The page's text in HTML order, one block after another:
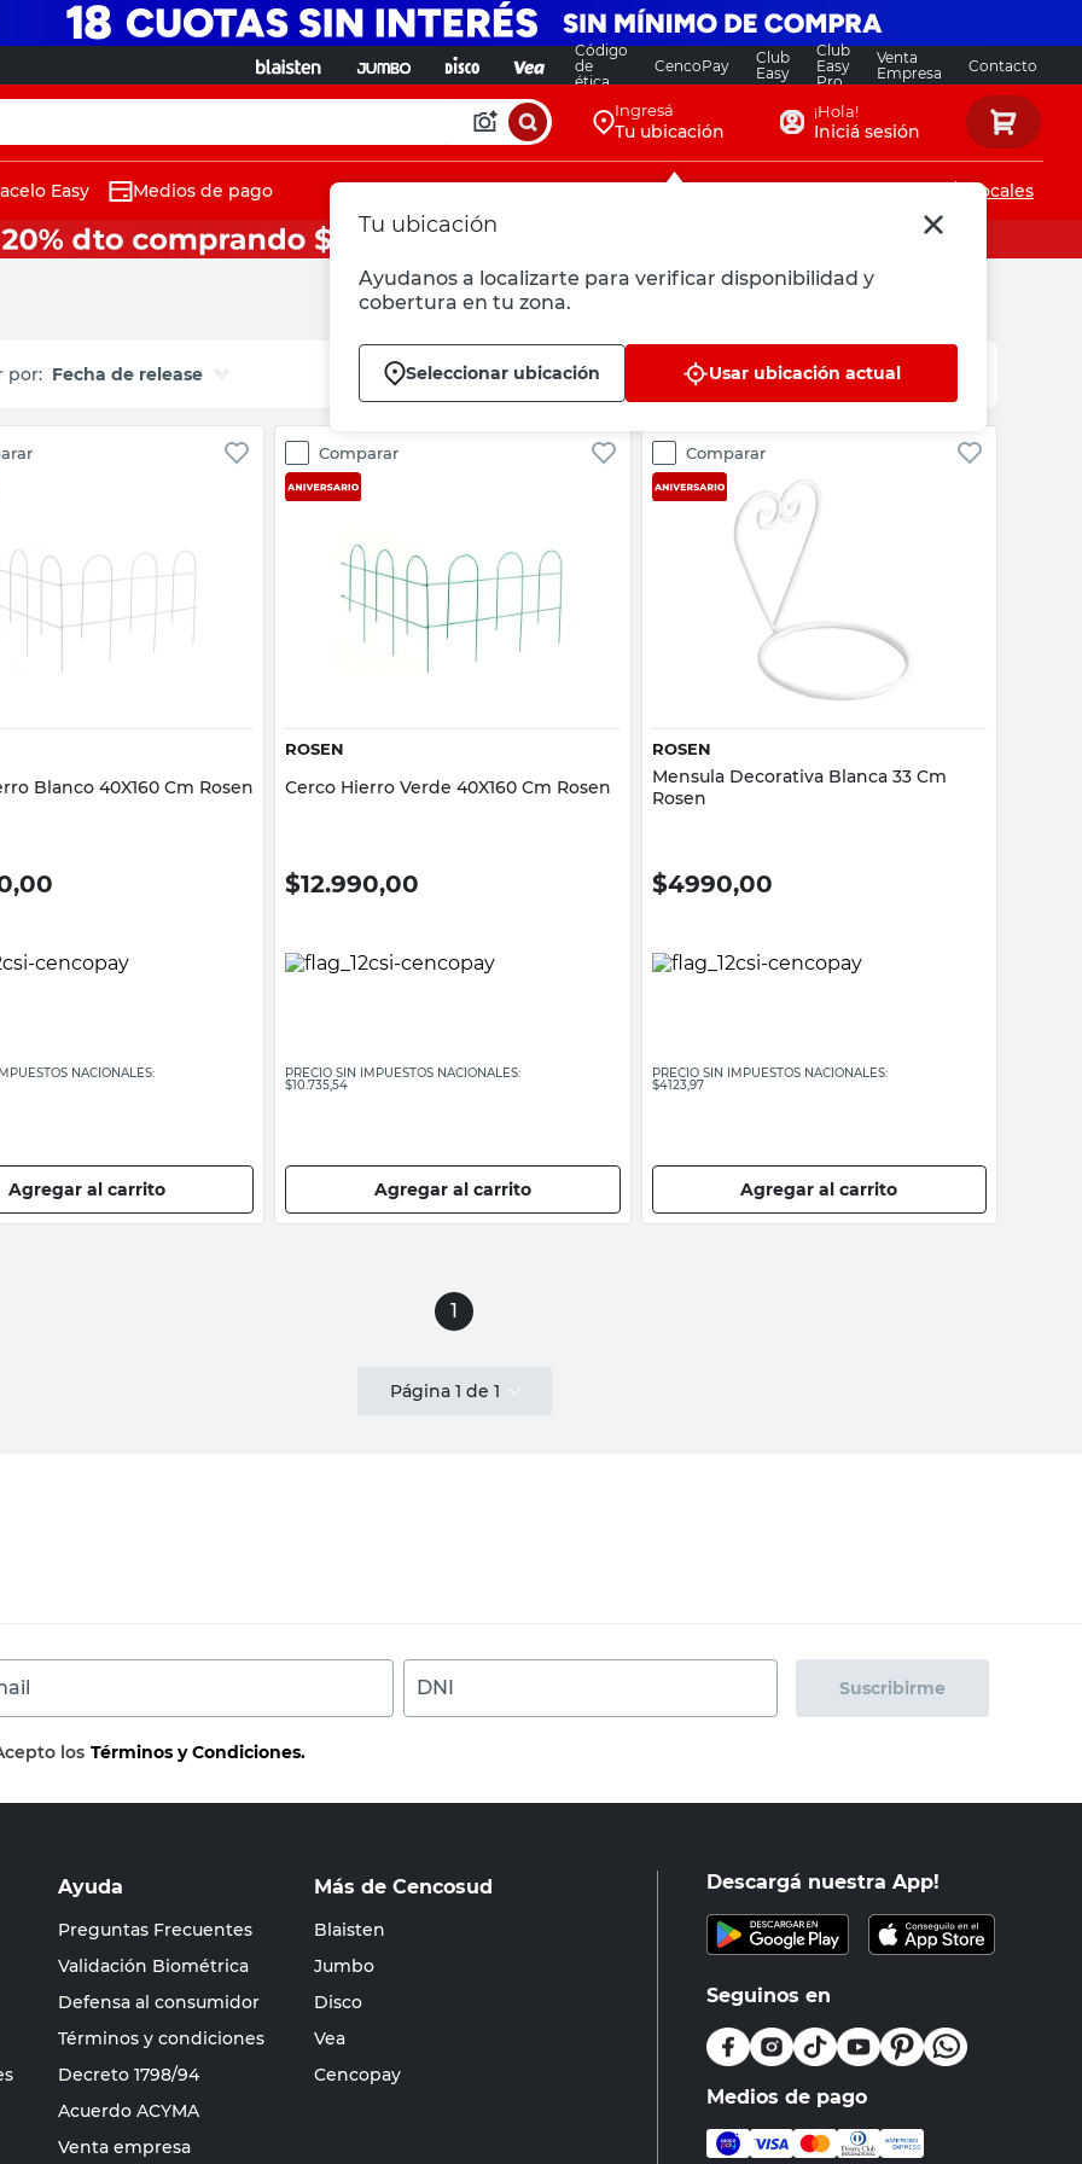
Código
de
ética
CencoPay
Club
Easy
Club
Easy
Pro
Venta
Empresa
Contacto
Ingresá
Tu ubicación
Tu ubicación
Ayudanos a localizarte para verificar disponibilidad y
cobertura en tu zona.
Seleccionar ubicación Usar ubicación actual
¡Hola!
Iniciá sesión
Easy Medios de pago Locales
Fecha de release
Blanco 40X160 Cm Rosen
NACIONALES:
Agregar al carrito
Comparar
Vista rápida
ROSEN
Cerco Hierro Verde 40X160 Cm Rosen
$12.990,00
PRECIO SIN IMPUESTOS NACIONALES:
$10.735,54
Agregar al carrito
Comparar
ROSEN
Mensula Decorativa Blanca 33 Cm
Rosen
$4990,00
PRECIO SIN IMPUESTOS NACIONALES:
$4123,97
Agregar al carrito
1
Página 1 de 1
DNI Suscribirme
los Términos y Condiciones.
Ayuda
Preguntas Frecuentes
Validación Biométrica
Defensa al consumidor
Términos y condiciones
Decreto 1798/94
Acuerdo ACYMA
Venta empresa
Más de Cencosud
Blaisten
Jumbo
Disco
Vea
Cencopay
Descargá nuestra App!
Seguinos en
Medios de pago